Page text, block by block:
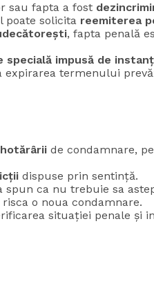
sau fapta a fost
poate solicita reemiterea
, fapta penală
specială impusă de
termenului
de condamnare,
dispuse prin sentință.
spun ca nu trebuie sa
o noua condamnare.
situației penale și